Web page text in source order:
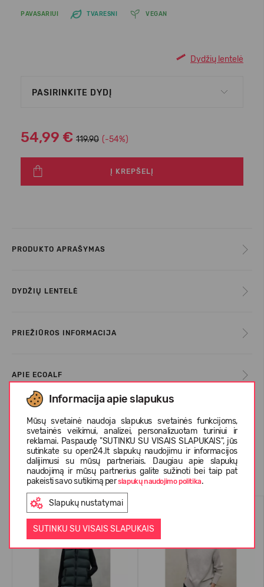
Informacija apie slapukus
Mūsų svetainė naudoja slapukus svetainės funkcijoms,
svetainės veikimui, analizei, personalizuotam turiniui ir
reklamai. Paspaudę "SUTINKU SU VISAIS SLAPUKAIS", jūs
sutinkate su open24.lt slapukų naudojimu ir informacijos
dalijimusi su mūsų partneriais. Daugiau apie slapukų
naudojimą ir mūsų partnerius galite sužinoti bei taip pat
pakeisti savo sutikimą perslapukų naudojimo politika.
Slapukų nustatymai
SUTINKU SU VISAIS SLAPUKAIS
PAVASARIUI TVARESNI VEGAN
Dydžių lentelė
PASIRINKITE DYDĮ
54,99 € 119.90 (-54%)
Į KREPŠELĮ
PRODUKTO APRAŠYMAS
DYDŽIŲ LENTELĖ
PRIEŽIŪROS INFORMACIJA
APIE ECOALF
KLIENTŲ ATSILIEPIMAI (1)
Panašios prekės
-54%
-54%